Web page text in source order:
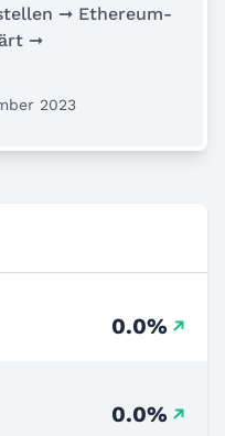
➞ Ethereum-
➞
2023
0.0%
0.0%